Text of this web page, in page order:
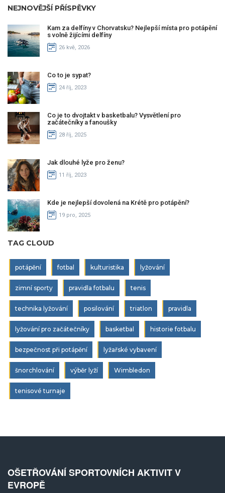
NEJNOVĚJŠÍ PŘÍSPĚVKY
Kam za delfíny v Chorvatsku? Nejlepší místa pro potápění
s volně žijícími delfíny
26 kvě, 2026
Co to je sypat?
24 říj, 2023
Co je to dvojtakt v basketbalu? Vysvětlení pro
začátečníky a fanoušky
28 říj, 2025
Jak dlouhé lyže pro ženu?
11 říj, 2023
Kde je nejlepší dovolená na Krétě pro potápění?
19 pro, 2025
TAG CLOUD
potápění fotbal kulturistika lyžování
zimní sporty pravidla fotbalu tenis
technika lyžování posilování triatlon pravidla
lyžování pro začátečníky basketbal historie fotbalu
bezpečnost při potápění lyžařské vybavení
šnorchlování výběr lyží Wimbledon
tenisové turnaje
OŠETŘOVÁNÍ SPORTOVNÍCH AKTIVIT V
EVROPĚ